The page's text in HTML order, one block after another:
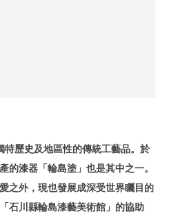
特歷史及地區性的傳統工藝品。於
的漆器「輪島塗」也是其中之一。
之外，現也發展成深受世界矚目的
石川縣輪島漆藝美術館」的協助